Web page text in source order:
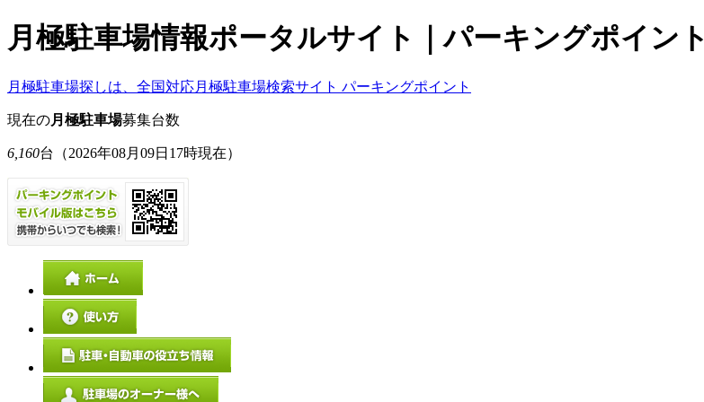
月極駐車場情報ポータルサイト｜パーキングポイント
月極駐車場探しは、全国対応月極駐車場検索サイト パーキングポイント
現在の月極駐車場募集台数
6,160台 （2026年08月09日17時現在）